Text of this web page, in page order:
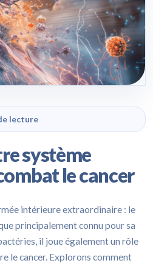
lecture
système
le cancer
intérieure extraordinaire : le
principalement connu pour sa
il joue également un rôle
le cancer. Explorons comment